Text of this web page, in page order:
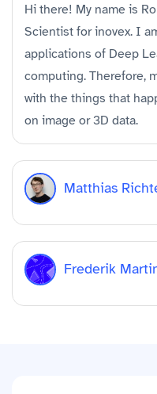
Hi there! My name is
Scientist for inovex. I
applications of Deep
computing. Therefore,
with the things that
on image or 3D data.
Matthias
Frederik